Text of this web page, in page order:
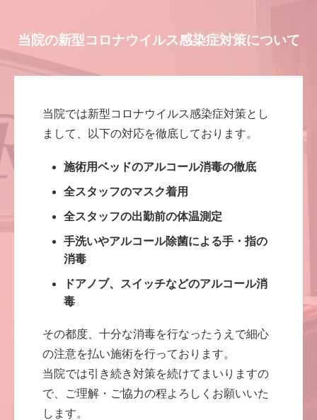
当院の新型コロナウイルス感染症対策について
当院では新型コロナウイルス感染症対策とし
まして、以下の対応を徹底しております。
施術用ベッドのアルコール消毒の徹底
全スタッフのマスク着用
全スタッフの出勤前の体温測定
手洗いやアルコール除菌による手・指の
消毒
ドアノブ、スイッチなどのアルコール消
毒
その都度、十分な消毒を行なったうえで細心
の注意を払い施術を行っております。
当院では引き続き対策を続けてまいりますの
で、ご理解・ご協力の程よろしくお願いいた
します。